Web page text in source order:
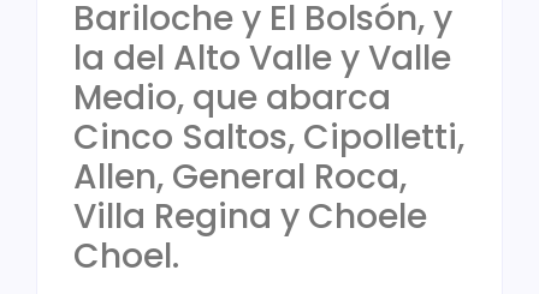
Bariloche y El Bolsón, y
la del Alto Valle y Valle
Medio, que abarca
Cinco Saltos, Cipolletti,
Allen, General Roca,
Villa Regina y Choele
Choel.